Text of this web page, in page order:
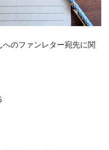
のファンレター宛先に関